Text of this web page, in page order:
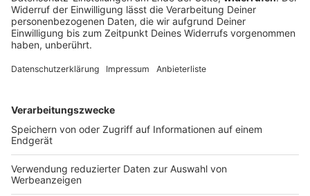
Schon im vergangenen Jahr kamen Tausende in den
früheren Wohnort des YouTubers «Drachenlord». Nun
«Schanzenfest» ausrücken. Die Bilanz.
DEINE GEMERKTEN ARTIKEL
Du hast dir noch keine Artikel gemerkt
Markiere sie hierfür mit einem